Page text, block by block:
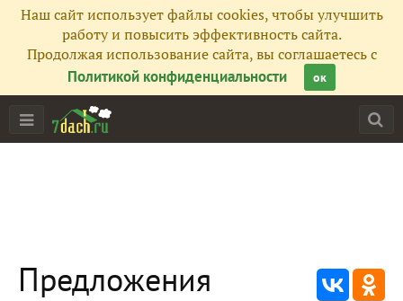
Наш сайт использует файлы cookies, чтобы улучшить
работу и повысить эффективность сайта.
Продолжая использование сайта, вы соглашаетесь с
Политикой конфиденциальности
ок
Предложения